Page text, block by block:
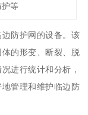
等
防护网的设备。该
的形变、断裂、脱
进行统计和分析，
管理和维护临边防